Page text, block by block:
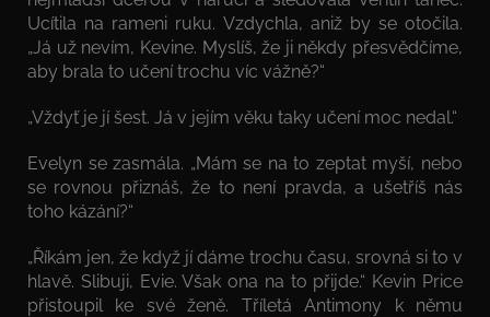
Ucítila na rameni ruku. Vzdychla, aniž by se otočila.
„Já už nevím, Kevine. Myslíš, že ji někdy přesvědčíme,
aby brala to učení trochu víc vážně?“
„Vždyť je jí šest. Já v jejím věku taky učení moc nedal.“
Evelyn se zasmála. „Mám se na to zeptat myší, nebo
se rovnou přiznáš, že to není pravda, a ušetříš nás
toho kázání?“
„Říkám jen, že když jí dáme trochu času, srovná si to v
hlavě. Slibuji, Evie. Však ona na to přijde.“ Kevin Price
přistoupil ke své ženě. Tříletá Antimony k němu